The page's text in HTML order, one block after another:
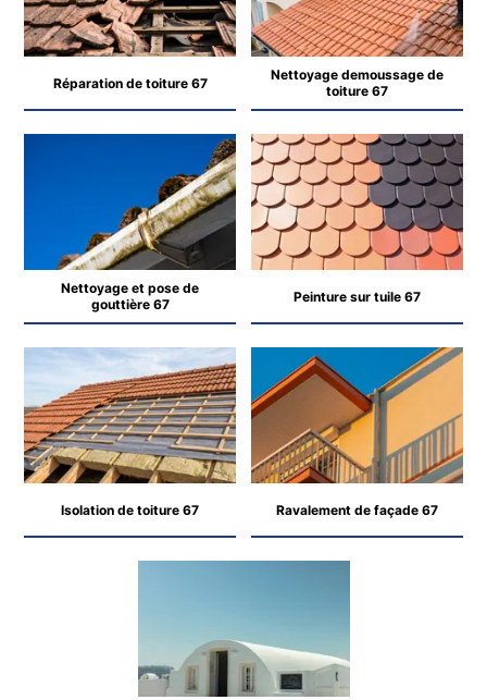
Réparation de toiture 67
Nettoyage demoussage de
toiture 67
Nettoyage et pose de
gouttière 67
Peinture sur tuile 67
Isolation de toiture 67 Ravalement de façade 67